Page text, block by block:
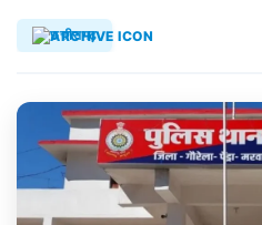
छत्तीसगढ़